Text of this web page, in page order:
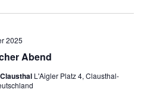
Abend
2025
L'Aigler Platz 4, Clausthal-